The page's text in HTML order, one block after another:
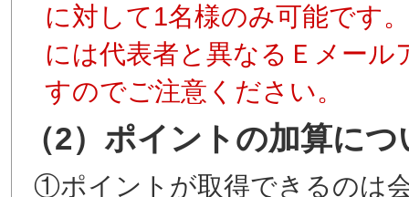
に対して1名様のみ可能です
には代表者と異なるＥメー
すのでご注意ください。
（2）ポイントの加算に
①ポイントが取得できるのは